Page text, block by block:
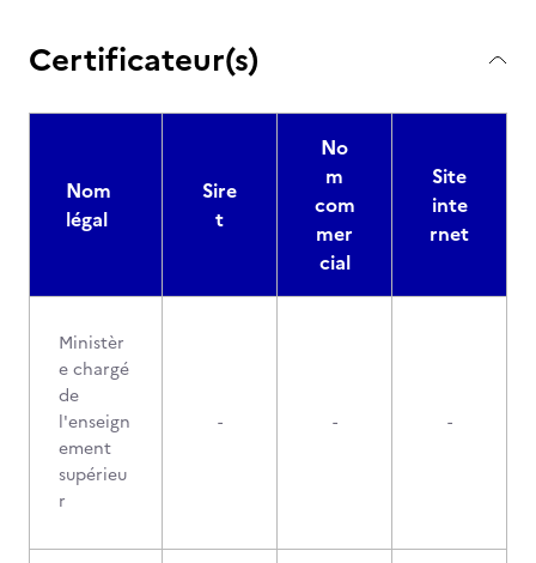
Certificateur(s)
Nom
légal
Sire
t
No
m
com
mer
cial
Site
inte
rnet
Ministèr
e chargé
de
l'enseign
ement
supérieu
r
- - -